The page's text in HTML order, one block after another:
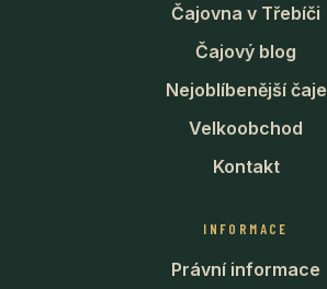
Čajovna v Třebíči
Čajový blog
Nejoblíbenější čaje
Velkoobchod
Kontakt
INFORMACE
Právní informace